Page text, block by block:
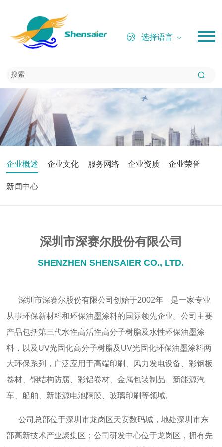
选择语言
企业概述 企业文化 服务网络 企业资质 企业荣誉
新闻中心
深圳市深赛尔股份有限公司
SHENZHEN SHENSAIER CO., LTD.
深圳市深赛尔股份有限公司创始于2002年，是一家专业
从事环保新材料和环保油墨涂料的国际领先企业。公司主要
产品包括第三代水性高活性高分子树脂及水性环保油墨涂
料，以及UV光固化高分子树脂及UV光固化环保油墨涂料两
大环保系列，广泛应用于高端印刷、风力发电设备、彩钢板
卷材、钢结构防腐、彩铝卷材、金属包装制品、新能源汽
车、船舶、新能源电池隔膜、玻璃印刷等领域。
公司总部位于深圳市龙岗区天安数码城 ，地处深圳市东
部高新技术产业聚集区；公司研发中心位于龙岗区，拥有先